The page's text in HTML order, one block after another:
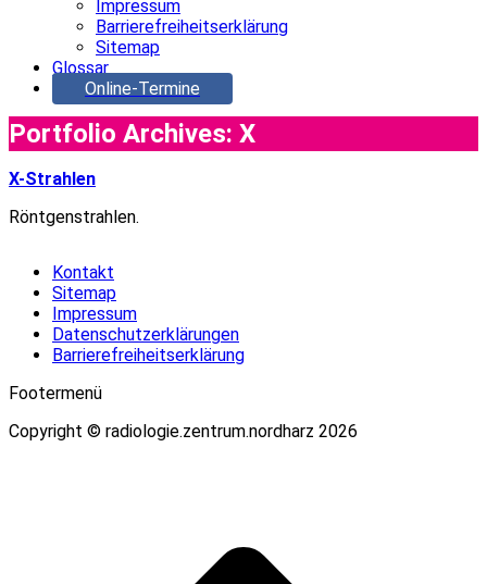
Impressum
Barrierefreiheitserklärung
Sitemap
Glossar
Online-Termine
Portfolio Archives: X
X-Strahlen
Röntgenstrahlen.
Kontakt
Sitemap
Impressum
Datenschutzerklärungen
Barrierefreiheitserklärung
Footermenü
Copyright © radiologie.zentrum.nordharz 2026